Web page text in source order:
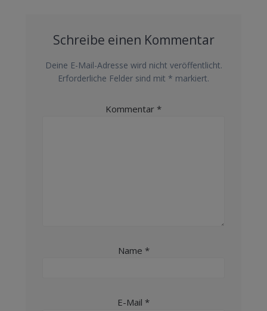
Schreibe einen Kommentar
Deine E-Mail-Adresse wird nicht veröffentlicht.
Erforderliche Felder sind mit * markiert.
Kommentar *
Name *
E-Mail *